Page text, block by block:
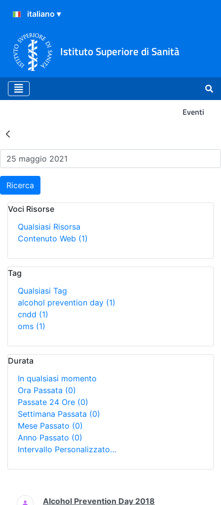
Istituto Superiore di Sanità
Eventi
Risultati della Ricerca -
Ricerca
Voci Risorse
Qualsiasi Risorsa
Contenuto Web (1)
Tag
Qualsiasi Tag
alcohol prevention day (1)
cndd (1)
oms (1)
Durata
In qualsiasi momento
Ora Passata (0)
Passate 24 Ore (0)
Settimana Passata (0)
Mese Passato (0)
Anno Passato (0)
Intervallo Personalizzato…
Ricerca
Alcohol Prevention Day 2018